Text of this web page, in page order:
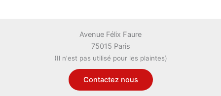
Avenue Félix Faure
75015 Paris
(Il n'est pas utilisé pour les plaintes)
Contactez nous